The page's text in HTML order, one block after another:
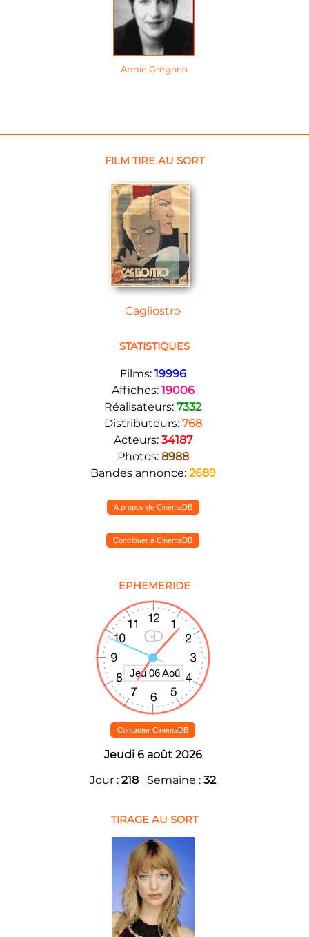
Annie Grégorio
FILM TIRE AU SORT
Cagliostro
STATISTIQUES
Films: 19996
Affiches: 19006
Réalisateurs: 7332
Distributeurs: 768
Acteurs: 34187
Photos: 8988
Bandes annonce: 2689
A propos de CinemaDB
Contribuer à CinemaDB
EPHEMERIDE
Contacter CinemaDB
Jeudi 6 août 2026
Jour : 218 Semaine : 32
TIRAGE AU SORT